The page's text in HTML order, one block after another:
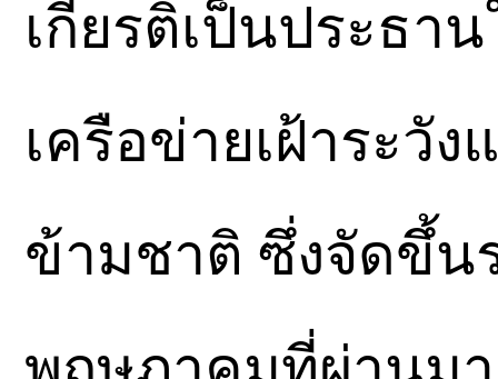
เกียรติเป็นประธ
เครือข่ายเฝ้าระวั
ข้ามชาติ ซึ่งจัดขึ้น